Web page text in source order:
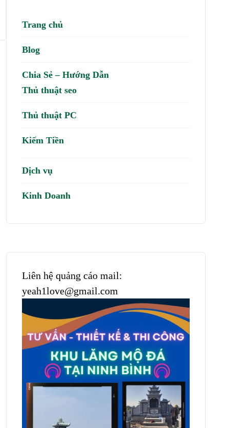
Trang chủ
Blog
Chia Sẻ – Hướng Dẫn
Thủ thuật seo
Thủ thuật PC
Kiếm Tiền
Dịch vụ
Kinh Doanh
Liên hệ quảng cáo mail:
yeah1love@gmail.com